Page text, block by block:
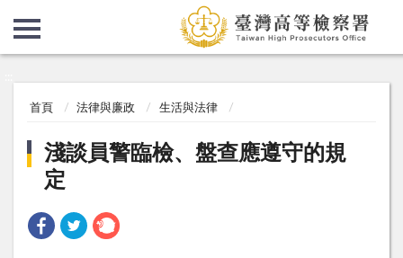
首頁 法律與廉政 生活與法律
淺談員警臨檢、盤查應遵守的規
定